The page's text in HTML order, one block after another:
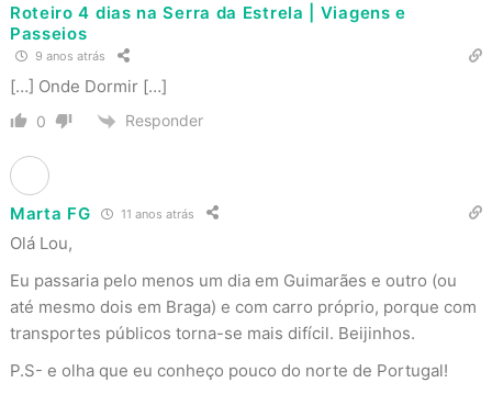
Roteiro 4 dias na Serra da Estrela | Viagens e
Passeios
9 anos atrás
[…] Onde Dormir […]
0 Responder
Marta FG 11 anos atrás
Olá Lou,
Eu passaria pelo menos um dia em Guimarães e outro (ou
até mesmo dois em Braga) e com carro próprio, porque com
transportes públicos torna-se mais difícil. Beijinhos.
P.S- e olha que eu conheço pouco do norte de Portugal!